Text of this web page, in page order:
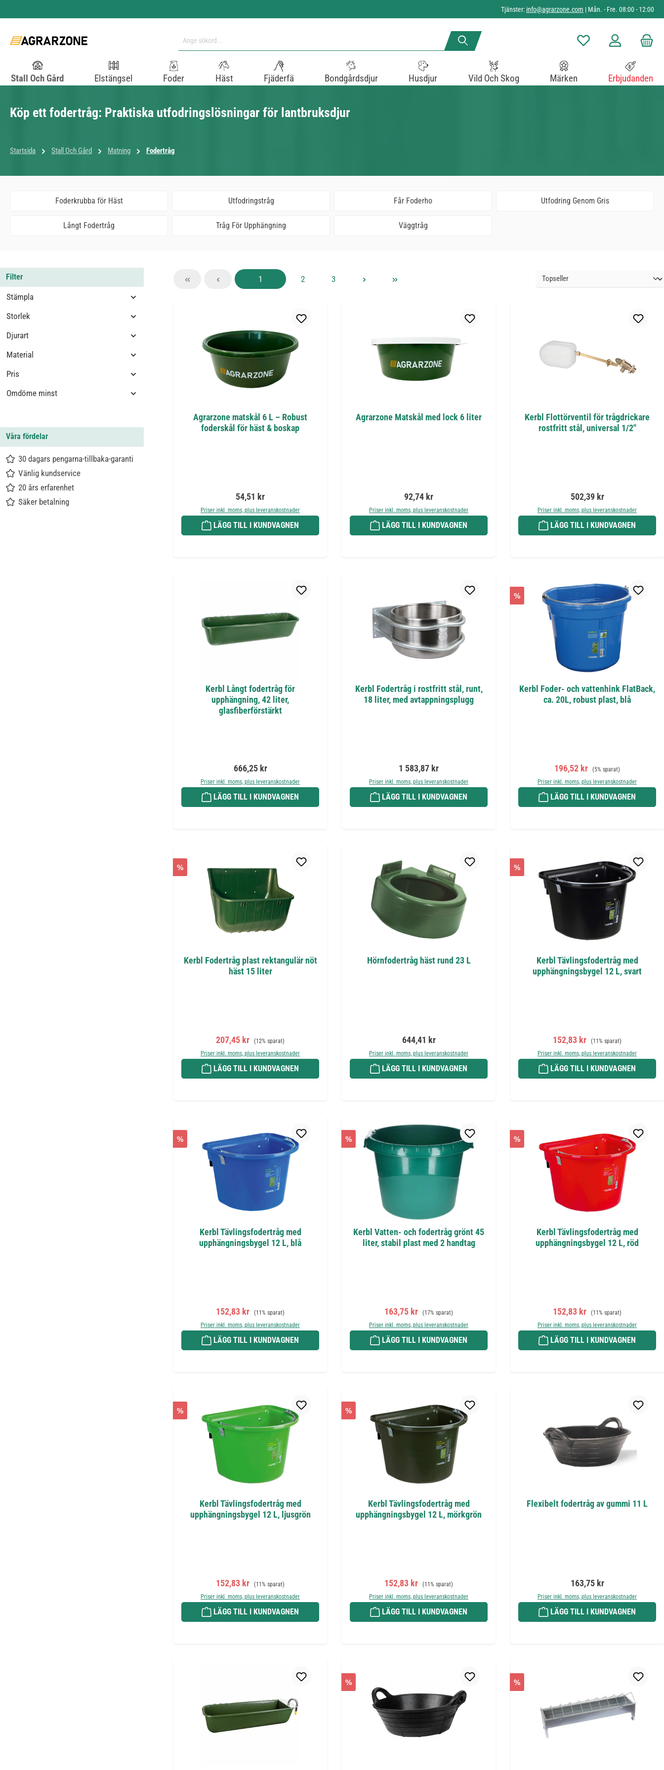
Tjänster: info@agrarzone.com | Mån. - Fre. 08:00 - 12:00
Du har 0 objekt i
Stall Och Gård Elstängsel Foder Häst Fjäderfä Bondgårdsdjur Husdjur Vild Och Skog Märken Erbjudanden
Köp ett fodertråg: Praktiska utfodringslösningar för lantbruksdjur
Startsida Stall Och Gård Matning Fodertråg
Foderkrubba för Häst Utfodringstråg Får Foderho Utfodring Genom Gris
Långt Fodertråg Tråg För Upphängning Väggtråg
Filter
Stämpla
Storlek
Djurart
Material
Pris
Omdöme minst
Våra fördelar
30 dagars pengarna-tillbaka-garanti
Vänlig kundservice
20 års erfarenhet
Säker betalning
Sida
1 Sida
2 Sida
3
Agrarzone matskål 6 L – Robust
foderskål för häst & boskap
Ordinarie pris:
54,51 kr
Priser inkl. moms, plus leveranskostnader
LÄGG TILL I KUNDVAGNEN
Agrarzone Matskål med lock 6 liter
Ordinarie pris:
92,74 kr
Priser inkl. moms, plus leveranskostnader
LÄGG TILL I KUNDVAGNEN
Kerbl Flottörventil för trågdrickare
rostfritt stål, universal 1/2''
Ordinarie pris:
502,39 kr
Priser inkl. moms, plus leveranskostnader
LÄGG TILL I KUNDVAGNEN
Kerbl Långt fodertråg för
upphängning, 42 liter,
glasfiberförstärkt
Ordinarie pris:
666,25 kr
Priser inkl. moms, plus leveranskostnader
LÄGG TILL I KUNDVAGNEN
Kerbl Fodertråg i rostfritt stål, runt,
18 liter, med avtappningsplugg
Ordinarie pris:
1 583,87 kr
Priser inkl. moms, plus leveranskostnader
LÄGG TILL I KUNDVAGNEN
%
Kerbl Foder- och vattenhink FlatBack,
ca. 20L, robust plast, blå
Försäljningspris:
196,52 kr Ordinarie pris:
(5% sparat)
Priser inkl. moms, plus leveranskostnader
LÄGG TILL I KUNDVAGNEN
%
Kerbl Fodertråg plast rektangulär nöt
häst 15 liter
Försäljningspris:
207,45 kr Ordinarie pris:
(12% sparat)
Priser inkl. moms, plus leveranskostnader
LÄGG TILL I KUNDVAGNEN
Hörnfodertråg häst rund 23 L
Ordinarie pris:
644,41 kr
Priser inkl. moms, plus leveranskostnader
LÄGG TILL I KUNDVAGNEN
%
Kerbl Tävlingsfodertråg med
upphängningsbygel 12 L, svart
Försäljningspris:
152,83 kr Ordinarie pris:
(11% sparat)
Priser inkl. moms, plus leveranskostnader
LÄGG TILL I KUNDVAGNEN
%
Kerbl Tävlingsfodertråg med
upphängningsbygel 12 L, blå
Försäljningspris:
152,83 kr Ordinarie pris:
(11% sparat)
Priser inkl. moms, plus leveranskostnader
LÄGG TILL I KUNDVAGNEN
%
Kerbl Vatten- och fodertråg grönt 45
liter, stabil plast med 2 handtag
Försäljningspris:
163,75 kr Ordinarie pris:
(17% sparat)
Priser inkl. moms, plus leveranskostnader
LÄGG TILL I KUNDVAGNEN
%
Kerbl Tävlingsfodertråg med
upphängningsbygel 12 L, röd
Försäljningspris:
152,83 kr Ordinarie pris:
(11% sparat)
Priser inkl. moms, plus leveranskostnader
LÄGG TILL I KUNDVAGNEN
%
Kerbl Tävlingsfodertråg med
upphängningsbygel 12 L, ljusgrön
Försäljningspris:
152,83 kr Ordinarie pris:
(11% sparat)
Priser inkl. moms, plus leveranskostnader
LÄGG TILL I KUNDVAGNEN
%
Kerbl Tävlingsfodertråg med
upphängningsbygel 12 L, mörkgrön
Försäljningspris:
152,83 kr Ordinarie pris:
(11% sparat)
Priser inkl. moms, plus leveranskostnader
LÄGG TILL I KUNDVAGNEN
Flexibelt fodertråg av gummi 11 L
Ordinarie pris:
163,75 kr
Priser inkl. moms, plus leveranskostnader
LÄGG TILL I KUNDVAGNEN
% %